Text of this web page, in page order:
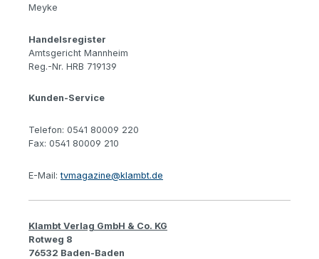
Meyke
Handelsregister
Amtsgericht Mannheim
Reg.-Nr. HRB 719139
Kunden-Service
Telefon: 0541 80009 220
Fax: 0541 80009 210
E-Mail:tvmagazine@klambt.de
Klambt Verlag GmbH & Co. KG
Rotweg 8
76532 Baden-Baden